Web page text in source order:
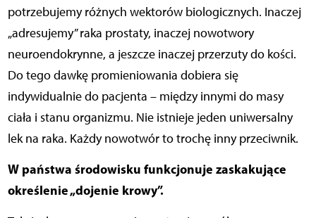
potrzebujemy różnych wektorów biologicznych. Inaczej
„adresujemy” raka prostaty, inaczej nowotwory
neuroendokrynne, a jeszcze inaczej przerzuty do kości.
Do tego dawkę promieniowania dobiera się
indywidualnie do pacjenta – między innymi do masy
ciała i stanu organizmu. Nie istnieje jeden uniwersalny
lek na raka. Każdy nowotwór to trochę inny przeciwnik.
W państwa środowisku funkcjonuje zaskakujące
określenie „dojenie krowy”.